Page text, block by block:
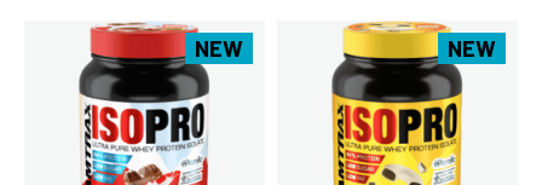
NEW NEW